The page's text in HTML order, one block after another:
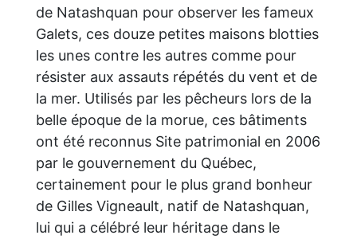
de Natashquan pour observer les fameux
Galets, ces douze petites maisons blotties
les unes contre les autres comme pour
résister aux assauts répétés du vent et de
la mer. Utilisés par les pêcheurs lors de la
belle époque de la morue, ces bâtiments
ont été reconnus Site patrimonial en 2006
par le gouvernement du Québec,
certainement pour le plus grand bonheur
de Gilles Vigneault, natif de Natashquan,
lui qui a célébré leur héritage dans le